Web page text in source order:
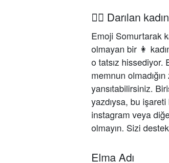
🙎‍♀️ Darılan
Emoji Somurtarak
olmayan bir 👩
o tatsız
memnun
yansıtabilirsiniz.
yazdıysa, bu
instagram veya
olmayın. Sizi
Elma Adı